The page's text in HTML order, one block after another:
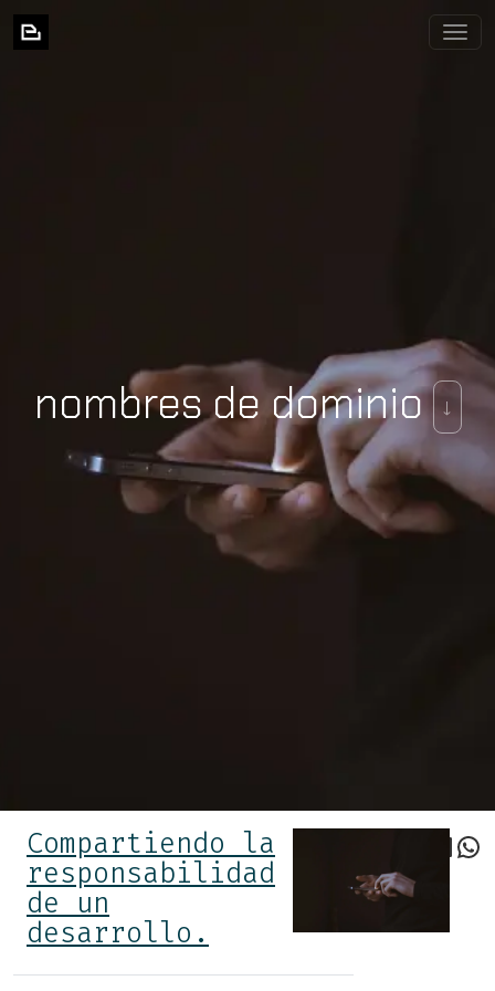
nombres de dominio ↓
Twitter
Compartiendo la
responsabilidad
de un
desarrollo.